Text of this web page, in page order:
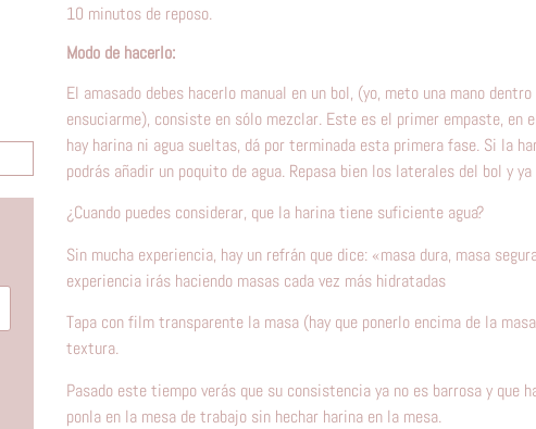
10 minutos de reposo.
Modo de hacerlo:
El amasado debes hacerlo manual en un bol, (yo, meto una mano
ensuciarme), consiste en sólo mezclar. Este es el primer empaste, en
hay harina ni agua sueltas, dá por terminada esta primera fase. Si la
podrás añadir un poquito de agua. Repasa bien los laterales del bol y
¿Cuando puedes considerar, que la harina tiene suficiente agua?
Sin mucha experiencia, hay un refrán que dice: «masa dura, masa
experiencia irás haciendo masas cada vez más hidratadas
Tapa con film transparente la masa (hay que ponerlo encima de la
textura.
Pasado este tiempo verás que su consistencia ya no es barrosa y que
ponla en la mesa de trabajo sin hechar harina en la mesa.